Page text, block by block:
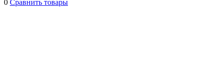
0 Сравнить товары